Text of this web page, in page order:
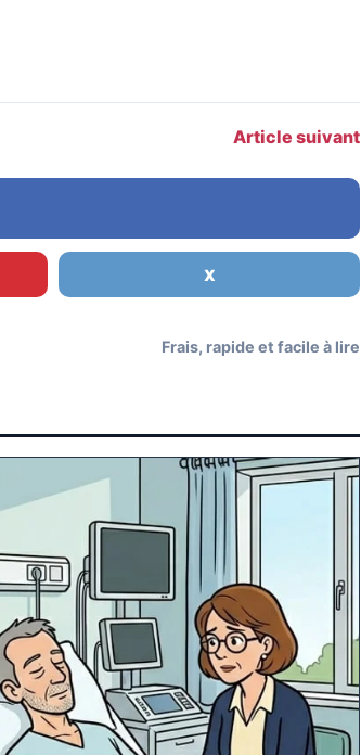
Article suivant
X
Frais, rapide et facile à lire